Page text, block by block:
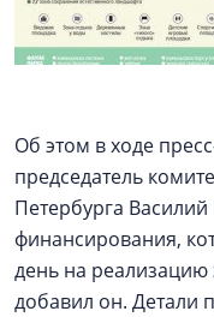
Об этом в ходе
председатель
Петербурга
финансирования,
день на реализацию
добавил он. Детали